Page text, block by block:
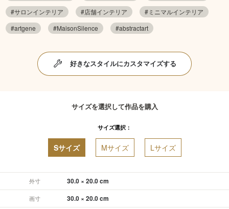
#サロンインテリア
#店舗インテリア
#ミニマルインテリア
#artgene
#MaisonSilence #abstractart
好きなスタイルにカスタマイズする
サイズを選択して作品を購入
サイズ選択：
Sサイズ Mサイズ Lサイズ
外寸 30.0 × 20.0 cm
画寸 30.0 × 20.0 cm